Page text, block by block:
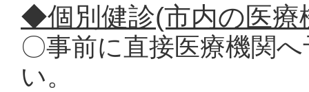
◆個別健診(市内の医療
〇事前に直接医療機関
い。